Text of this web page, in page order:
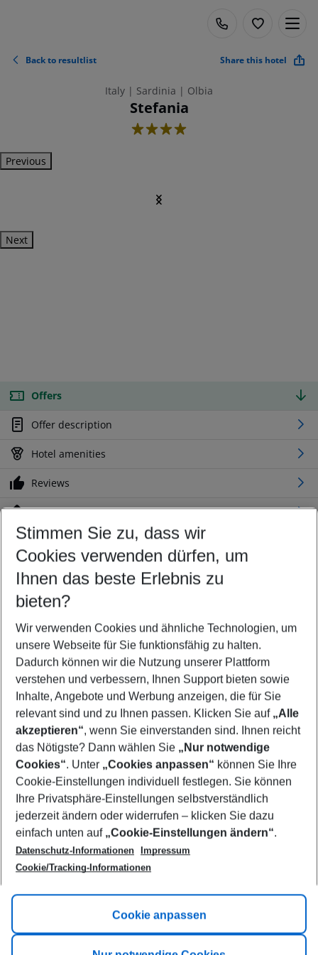
Back to resultlist Share this hotel
Italy | Sardinia | Olbia
Stefania
4
Previous
Next
Offers
Offer description
Hotel amenities
Reviews
Location
Customize your offer
Find the perfect deal which suits your best
Your departure airport
Any airport
Select your date range
08/08/26–06/08/27 5-8 nights
Who will travel
2 adults No children
Show more filter
Footer
Footer navigation
Title A
Link A
Stimmen Sie zu, dass wir
Cookies verwenden dürfen, um
Ihnen das beste Erlebnis zu
bieten?
Wir verwenden Cookies und ähnliche Technologien, um
unsere Webseite für Sie funktionsfähig zu halten.
Dadurch können wir die Nutzung unserer Plattform
verstehen und verbessern, Ihnen Support bieten sowie
Inhalte, Angebote und Werbung anzeigen, die für Sie
relevant sind und zu Ihnen passen. Klicken Sie auf „Alle
akzeptieren“, wenn Sie einverstanden sind. Ihnen reicht
das Nötigste? Dann wählen Sie „Nur notwendige
Cookies“. Unter „Cookies anpassen“ können Sie Ihre
Cookie-Einstellungen individuell festlegen. Sie können
Ihre Privatsphäre-Einstellungen selbstverständlich
jederzeit ändern oder widerrufen – klicken Sie dazu
einfach unten auf „Cookie-Einstellungen ändern“.
Datenschutz-Informationen
Impressum
Cookie/Tracking-Informationen
Cookie anpassen